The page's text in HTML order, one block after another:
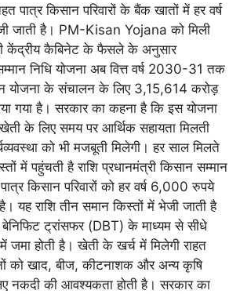
पात्र किसान परिवारों के बैंक खातों में हर वर्ष
जाती है। PM-Kisan Yojana को मिली
केंद्रीय कैबिनेट के फैसले के अनुसार
निधि योजना अब वित्त वर्ष 2030-31 तक
योजना के संचालन के लिए 3,15,614 करोड़
गया है। सरकार का कहना है कि इस योजना
के लिए समय पर आर्थिक सहायता मिलती
को भी मजबूती मिलेगी। हर साल मिलते
में पहुंचती है राशि प्रधानमंत्री किसान सम्मान
किसान परिवारों को हर वर्ष 6,000 रुपये
यह राशि तीन समान किस्तों में भेजी जाती है
बेनिफिट ट्रांसफर (DBT) के माध्यम से सीधे
होती है। खेती के खर्च में मिलेगी राहत
को खाद, बीज, कीटनाशक और अन्य कृषि
नकदी की आवश्यकता होती है। सरकार का